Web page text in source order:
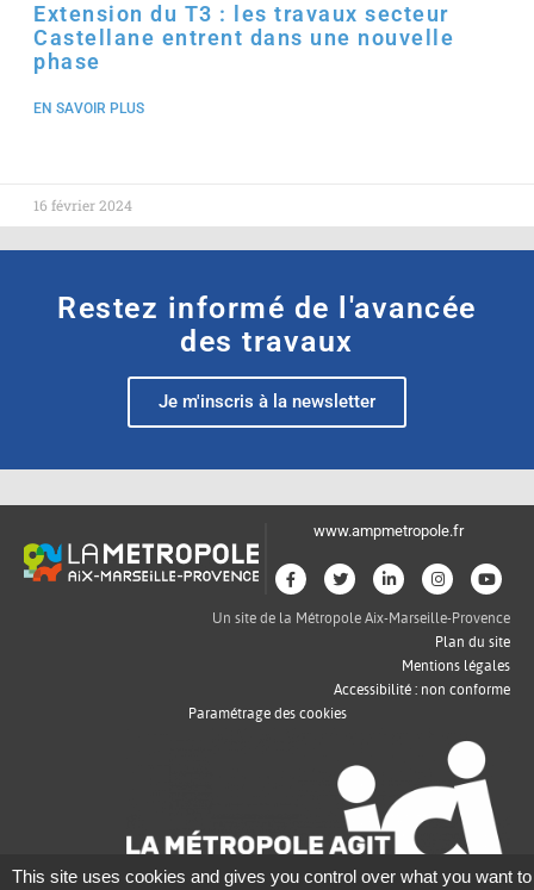
Extension du T3 : les travaux secteur
Castellane entrent dans une nouvelle
phase
EN SAVOIR PLUS
16 février 2024
Restez informé de l'avancée
des travaux
Je m'inscris à la newsletter
www.ampmetropole.fr
Un site de la Métropole Aix-Marseille-Provence
Plan du site
Mentions légales
Accessibilité : non conforme
Paramétrage des cookies
This site uses cookies and gives you control over what you want to